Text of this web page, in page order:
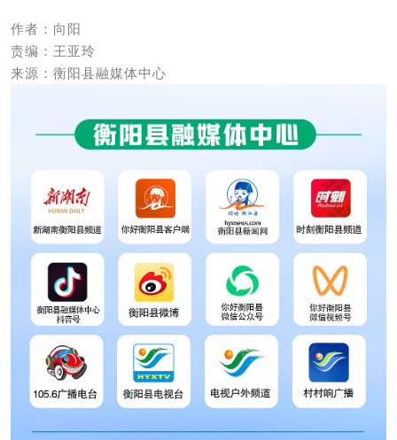
作者：向阳
责编：王亚玲
来源：衡阳县融媒体中心